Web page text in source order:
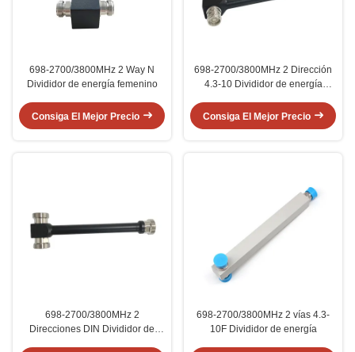
698-2700/3800MHz 2 Way N
Divididor de energía femenino
Consiga El Mejor Precio
698-2700/3800MHz 2 Dirección
4.3-10 Divididor de energía
Consiga El Mejor Precio
698-2700/3800MHz 2
Direcciones DIN Divididor de
698-2700/3800MHz 2 vías 4.3-
10F Divididor de energía